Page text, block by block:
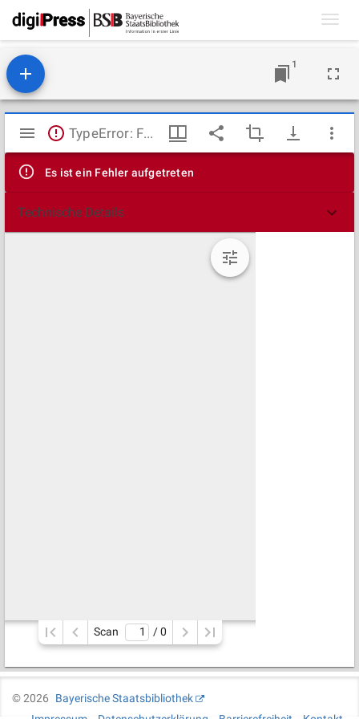
1
Mirador
Viewer
TypeError: Failed to fetch
Es ist ein Fehler aufgetreten
Technische Details
Scan / 0
©2026
Bayerische Staatsbibliothek